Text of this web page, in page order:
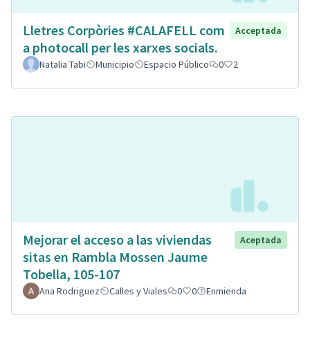
Lletres Corpòries #CALAFELL com
a photocall per les xarxes socials.
Acceptada
Natalia Tabi Municipio Espacio Público 0 2
Mejorar el acceso a las viviendas
sitas en Rambla Mossen Jaume
Tobella, 105-107
Aceptada
Ana Rodriguez Calles y Viales 0 0 Enmienda